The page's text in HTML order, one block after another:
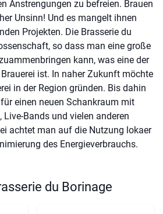
Anstrengungen zu befreien. Brauen
Unsinn! Und es mangelt ihnen
Projekten. Die Brasserie du
so dass man eine große
kann, was eine der
ist. In naher Zukunft möchte
in der Region gründen. Bis dahin
einen neuen Schankraum mit
Bands und vielen anderen
achtet man auf die Nutzung lokaer
des Energieverbrauchs.
du Borinage